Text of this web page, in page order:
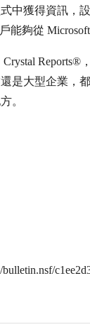
中獲得資訊，
能夠從
是大型企業，
。